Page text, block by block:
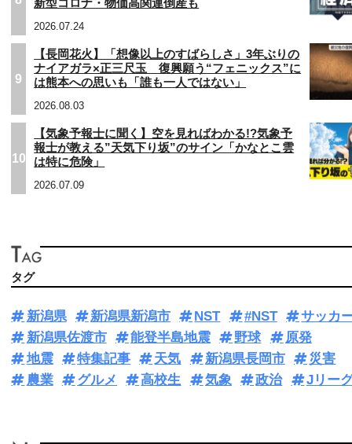
新型コロナ・物価高関連倒産も
2026.07.24
9
【長岡花火】「想像以上のすばらしさ」3年ぶりの
ナイアガラ×正三尺玉 復興願う“フェニックス”に
は熊本への思いも「誰も一人ではない」
2026.08.03
10
【気象予報士に聞く】空を見ればわかる!?気象予
報士が教える”天気下り坂”のサイン「かなとこ雲
は特に危険」
2026.07.09
タグ
新潟県 新潟県新潟市 NST #NST
サッカ
新潟県佐渡市
能登半島地震 野球
原発
地震
特集記事 天気 新潟県長岡市
災害
農業
グルメ 高校生 気象 政治 Jリー